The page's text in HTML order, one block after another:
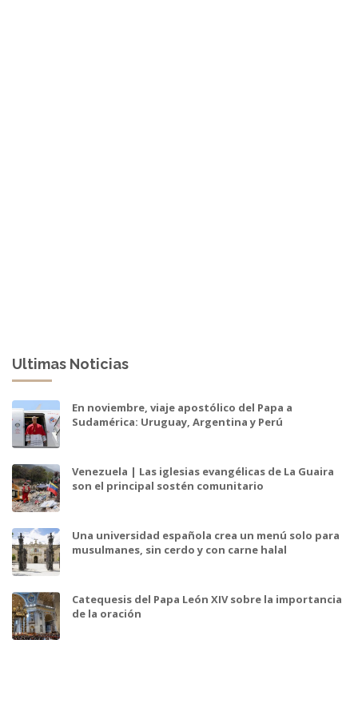
Ultimas Noticias
En noviembre, viaje apostólico del Papa a
Sudamérica: Uruguay, Argentina y Perú
Venezuela | Las iglesias evangélicas de La Guaira
son el principal sostén comunitario
Una universidad española crea un menú solo para
musulmanes, sin cerdo y con carne halal
Catequesis del Papa León XIV sobre la importancia
de la oración